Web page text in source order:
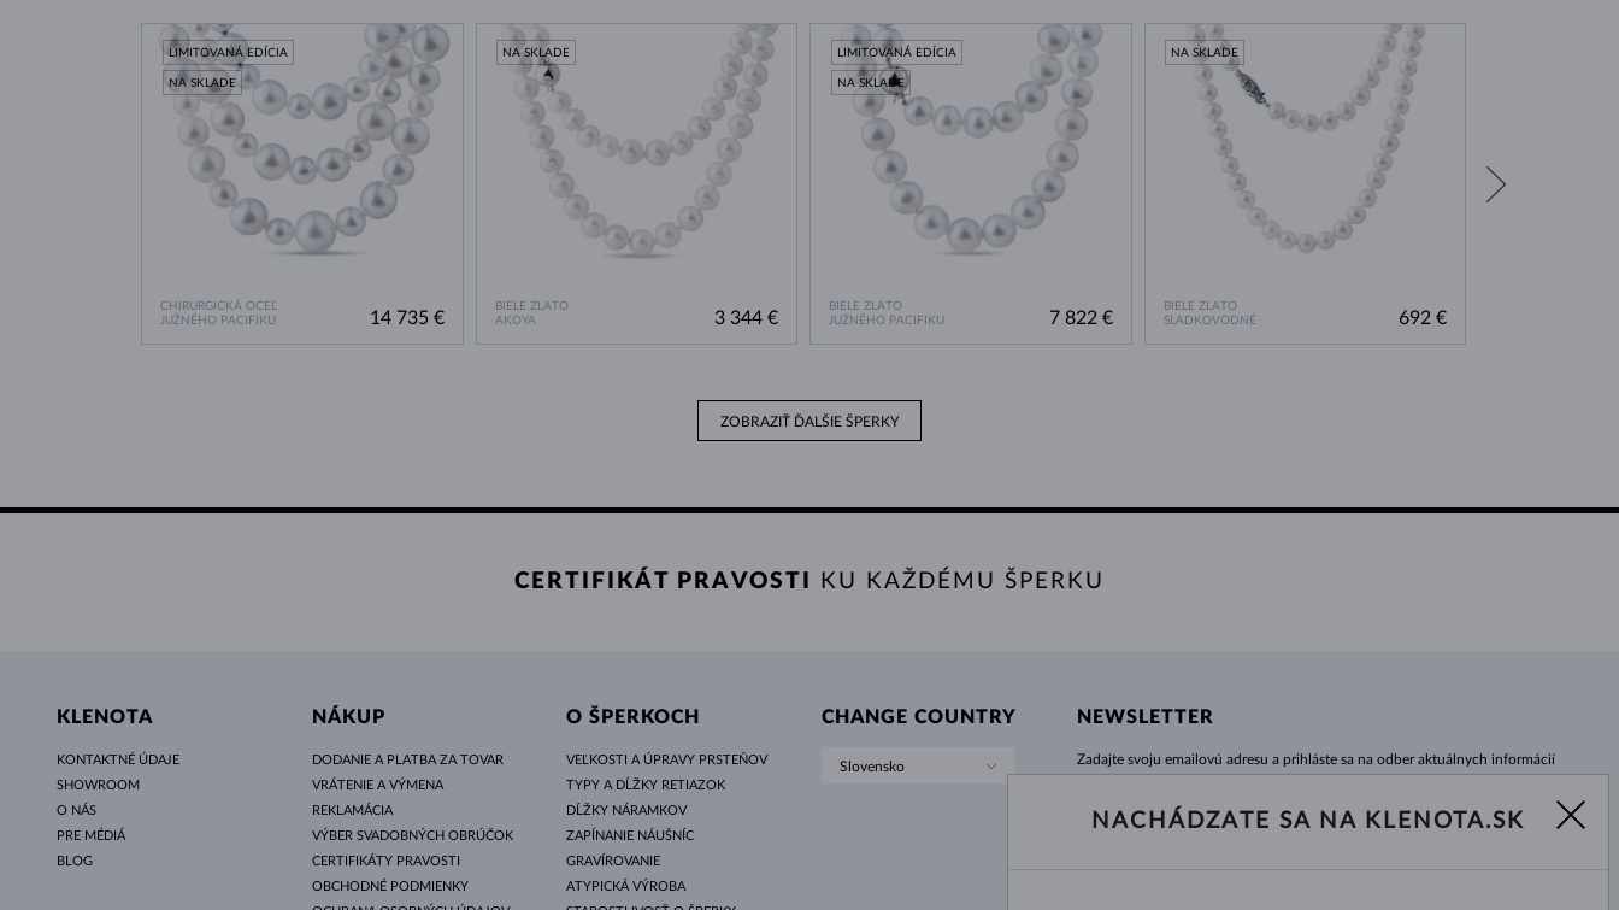
CHIRURGICKÁ OCEĽ
JUŽNÉHO PACIFIKU
LIMITOVANÁ EDÍCIA
NA SKLADE
14 735 €
BIELE ZLATO
AKOYA
NA SKLADE
3 344 €
BIELE ZLATO
JUŽNÉHO PACIFIKU
LIMITOVANÁ EDÍCIA
NA SKLADE
7 822 €
BIELE ZLATO
SLADKOVODNÉ
NA SKLADE
692 €
ZOBRAZIŤ ĎALŠIE ŠPERKY
CERTIFIKÁT PRAVOSTI KU KAŽDÉMU ŠPERKU
KLENOTA
KONTAKTNÉ ÚDAJE
SHOWROOM
O NÁS
PRE MÉDIÁ
BLOG
NÁKUP
DODANIE A PLATBA ZA TOVAR
VRÁTENIE A VÝMENA
REKLAMÁCIA
VÝBER SVADOBNÝCH OBRÚČOK
CERTIFIKÁTY PRAVOSTI
OBCHODNÉ PODMIENKY
O ŠPERKOCH
VEĽKOSTI A ÚPRAVY PRSTEŇOV
TYPY A DĹŽKY RETIAZOK
DĹŽKY NÁRAMKOV
ZAPÍNANIE NÁUŠNÍC
GRAVÍROVANIE
ATYPICKÁ VÝROBA
CHANGE COUNTRY
Slovensko
NEWSLETTER
Zadajte svoju emailovú adresu a prihláste sa na odber aktuálnych informácií
Žiadna novinka, akcia či zľava Vám už neunikne!
NACHÁDZATE SA NA KLENOTA.SK